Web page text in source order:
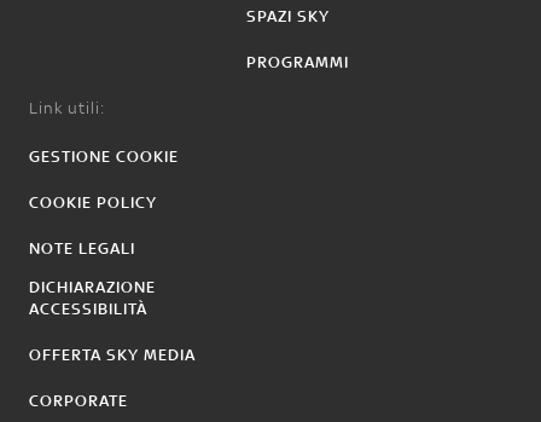
SPAZI SKY
PROGRAMMI
Link utili:
GESTIONE COOKIE
COOKIE POLICY
NOTE LEGALI
DICHIARAZIONE
ACCESSIBILITÀ
OFFERTA SKY MEDIA
CORPORATE